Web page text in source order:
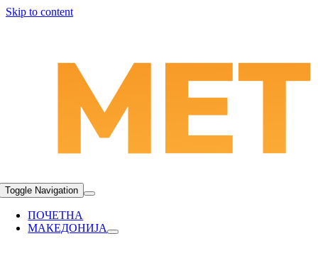
Skip to content
Toggle Navigation
ПОЧЕТНА
МАКЕДОНИЈА